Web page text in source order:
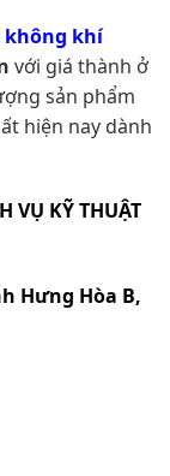
không khí
với giá thành ở
sản phẩm
hiện nay dành
VỤ KỸ THUẬT
Hưng Hòa B,